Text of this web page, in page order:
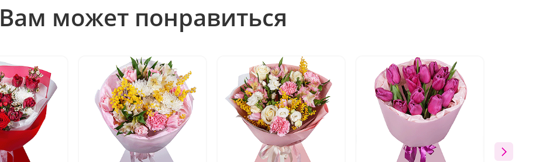
Вам может понравиться